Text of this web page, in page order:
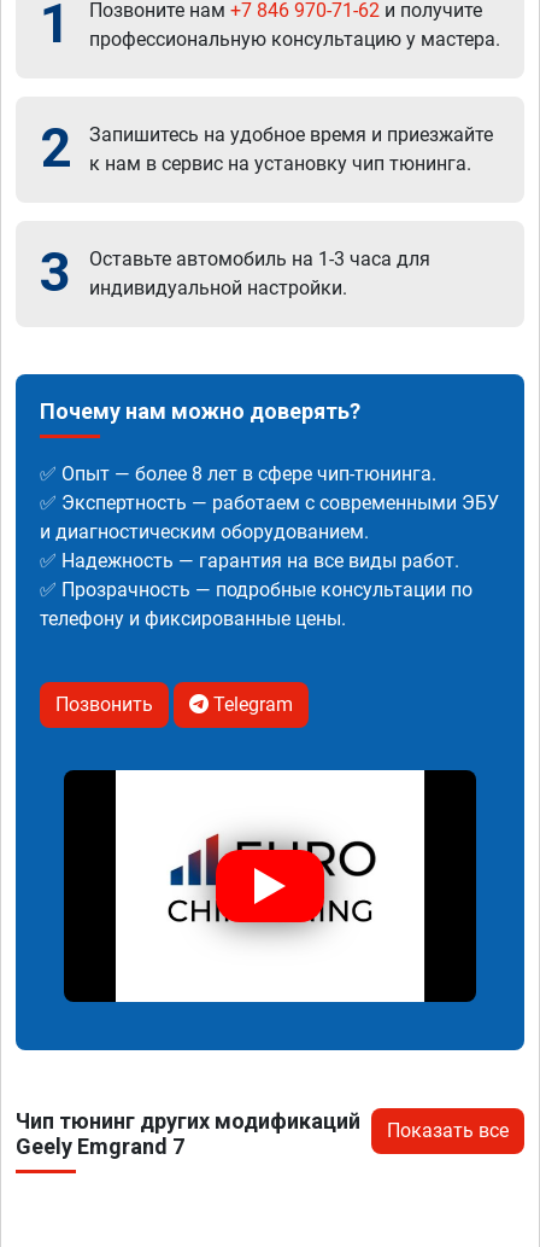
1 Позвоните нам +7 846 970-71-62 и получите
профессиональную консультацию у мастера.
2
Запишитесь на удобное время и приезжайте
к нам в сервис на установку чип тюнинга.
3
Оставьте автомобиль на 1-3 часа для
индивидуальной настройки.
Почему нам можно доверять?
✅ Опыт — более 8 лет в сфере чип-тюнинга.
✅ Экспертность — работаем с современными ЭБУ
и диагностическим оборудованием.
✅ Надежность — гарантия на все виды работ.
✅ Прозрачность — подробные консультации по
телефону и фиксированные цены.
Позвонить Telegram
Чип тюнинг других модификаций
Geely Emgrand 7
Показать все